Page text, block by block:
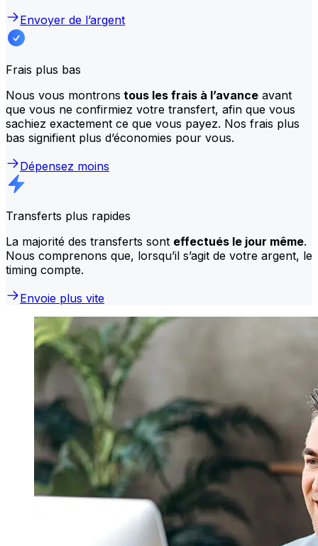
Envoyer de l’argent
Frais plus bas
Nous vous montrons tous les frais à l’avance avant
que vous ne confirmiez votre transfert, afin que vous
sachiez exactement ce que vous payez. Nos frais plus
bas signifient plus d’économies pour vous.
Dépensez moins
Transferts plus rapides
La majorité des transferts sont effectués le jour même.
Nous comprenons que, lorsqu’il s’agit de votre argent, le
timing compte.
Envoie plus vite